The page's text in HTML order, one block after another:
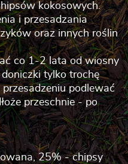
kokosowych.
i przesadzania
oraz innych roślin
co 1-2 lata od wiosny
tylko trochę
podlewać
przeschnie - po
25% - chipsy